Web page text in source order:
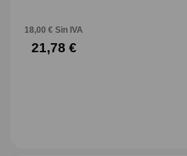
18,00 € Sin IVA
21,78 €